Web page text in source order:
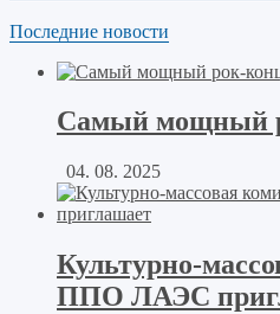
Последние новости
Самый мощный
04. 08. 2025
Культурно-
ППО ЛАЭС